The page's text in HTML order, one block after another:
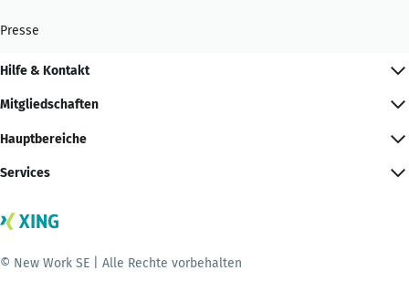
Presse
Hilfe & Kontakt
Mitgliedschaften
Hauptbereiche
Services
© New Work SE | Alle Rechte vorbehalten